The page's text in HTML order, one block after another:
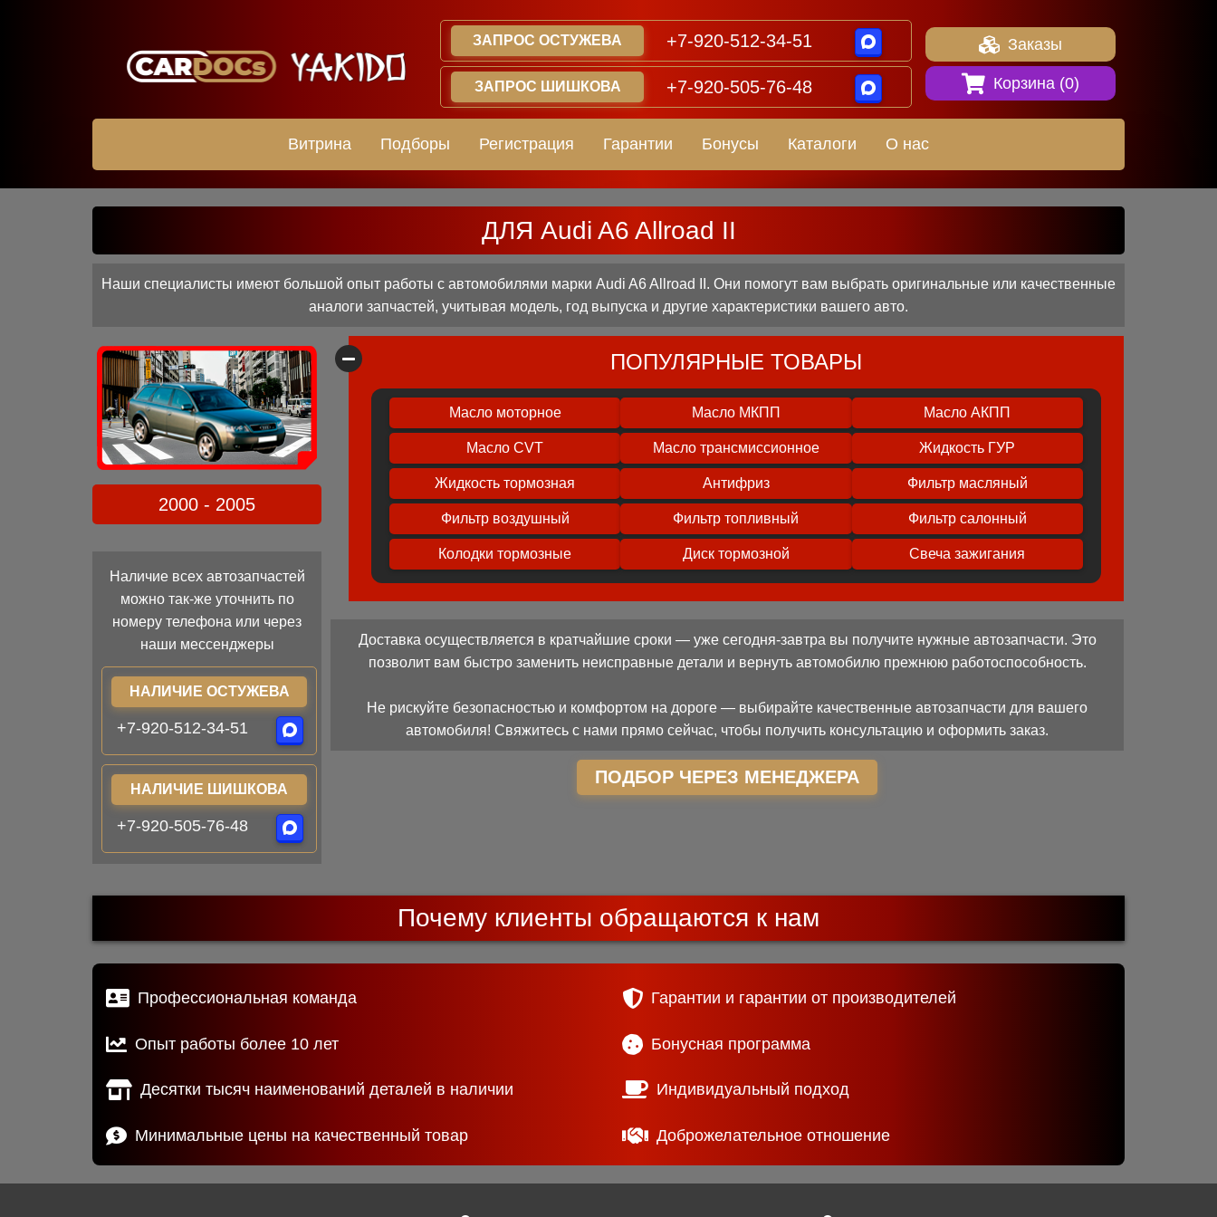
ЗАПРОС ОСТУЖЕВА +7-920-512-34-51
ЗАПРОС ШИШКОВА +7-920-505-76-48
Заказы
Корзина (0)
Витрина Подборы Регистрация Гарантии Бонусы Каталоги О нас
ДЛЯ Audi A6 Allroad II
Наши специалисты имеют большой опыт работы с автомобилями марки Audi A6 Allroad II. Они помогут вам выбрать оригинальные или качественные
аналоги запчастей, учитывая модель, год выпуска и другие характеристики вашего авто.
2000 - 2005
Наличие всех автозапчастей
можно так-же уточнить по
номеру телефона или через
наши мессенджеры
НАЛИЧИЕ ОСТУЖЕВА
+7-920-512-34-51
НАЛИЧИЕ ШИШКОВА
+7-920-505-76-48
ПОПУЛЯРНЫЕ ТОВАРЫ
Масло моторное Масло МКПП Масло АКПП
Масло CVT Масло трансмиссионное Жидкость ГУР
Жидкость тормозная Антифриз Фильтр масляный
Фильтр воздушный Фильтр топливный Фильтр салонный
Колодки тормозные Диск тормозной Свеча зажигания
Доставка осуществляется в кратчайшие сроки — уже сегодня-завтра вы получите нужные автозапчасти. Это
позволит вам быстро заменить неисправные детали и вернуть автомобилю прежнюю работоспособность.
Не рискуйте безопасностью и комфортом на дороге — выбирайте качественные автозапчасти для вашего
автомобиля! Свяжитесь с нами прямо сейчас, чтобы получить консультацию и оформить заказ.
ПОДБОР ЧЕРЕЗ МЕНЕДЖЕРА
Почему клиенты обращаются к нам
Профессиональная команда
Опыт работы более 10 лет
Десятки тысяч наименований деталей в наличии
Минимальные цены на качественный товар
Гарантии и гарантии от производителей
Бонусная программа
Индивидуальный подход
Доброжелательное отношение